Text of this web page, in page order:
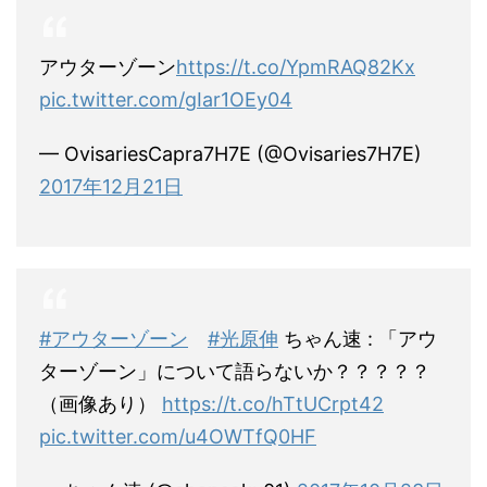
アウターゾーンhttps://t.co/YpmRAQ82Kx
pic.twitter.com/gIar1OEy04
— OvisariesCapra7H7E (@Ovisaries7H7E)
2017年12月21日
#アウターゾーン #光原伸 ちゃん速 : 「アウ
ターゾーン」について語らないか？？？？？
（画像あり） https://t.co/hTtUCrpt42
pic.twitter.com/u4OWTfQ0HF